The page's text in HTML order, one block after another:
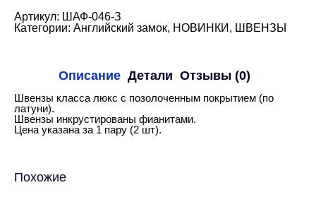
замок
колосок
мм
(золото)
Артикул: ШАФ-046-З
Категории: Английский замок, НОВИНКИ , ШВЕНЗЫ
Описание Детали Отзывы (0)
Швензы класса люкс с позолоченным покрытием (по
латуни).
Швензы инкрустированы фианитами.
Цена указана за 1 пару (2 шт).
Похожие